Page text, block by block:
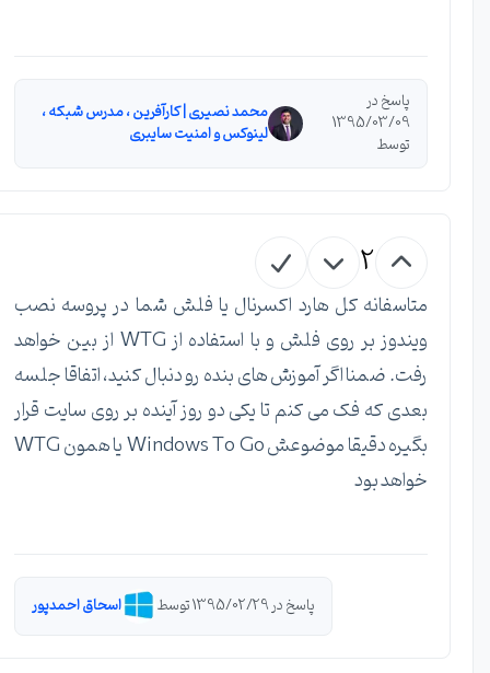
پاسخ در
1395/03/09
توسط
محمد نصیری | کارآفرین ، مدرس شبکه ،
لینوکس و امنیت سایبری
2
متاسفانه کل هارد اکسرنال یا فلش شما در پروسه نصب
ویندوز بر روی فلش و با استفاده از WTG از بین خواهد
رفت. ضمنا اگر آموزش های بنده رو دنبال کنید، اتفاقا جلسه
بعدی که فک می کنم تا یکی دو روز آینده بر روی سایت قرار
بگیره دقیقا موضوعش Windows To Go یا همون WTG
خواهد بود
پاسخ در 1395/02/29 توسط اسحاق احمدپور